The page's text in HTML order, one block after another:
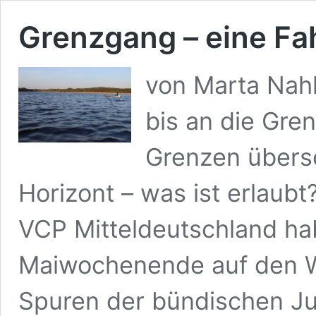
Grenzgang – eine
von Marta
bis an die
Grenzen
Horizont – was ist
VCP Mitteldeutschland
Maiwochenende auf den
Spuren der bündischen